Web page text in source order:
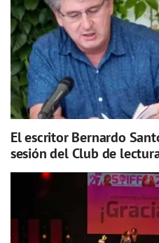
El escritor Bernardo
sesión del Club de